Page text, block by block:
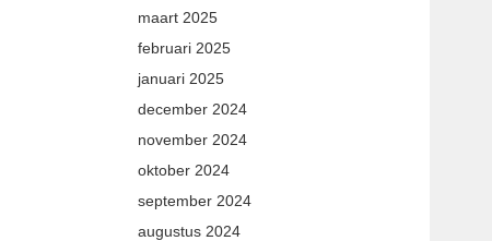
maart 2025
februari 2025
januari 2025
december 2024
november 2024
oktober 2024
september 2024
augustus 2024